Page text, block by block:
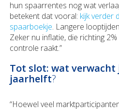
hun spaarrentes nog wat
betekent dat vooral: kijk verder
spaarboekje. Langere
Zeker nu inflatie, die richting
controle raakt.”
Tot slot: wat verwacht
jaarhelft?
“Hoewel veel